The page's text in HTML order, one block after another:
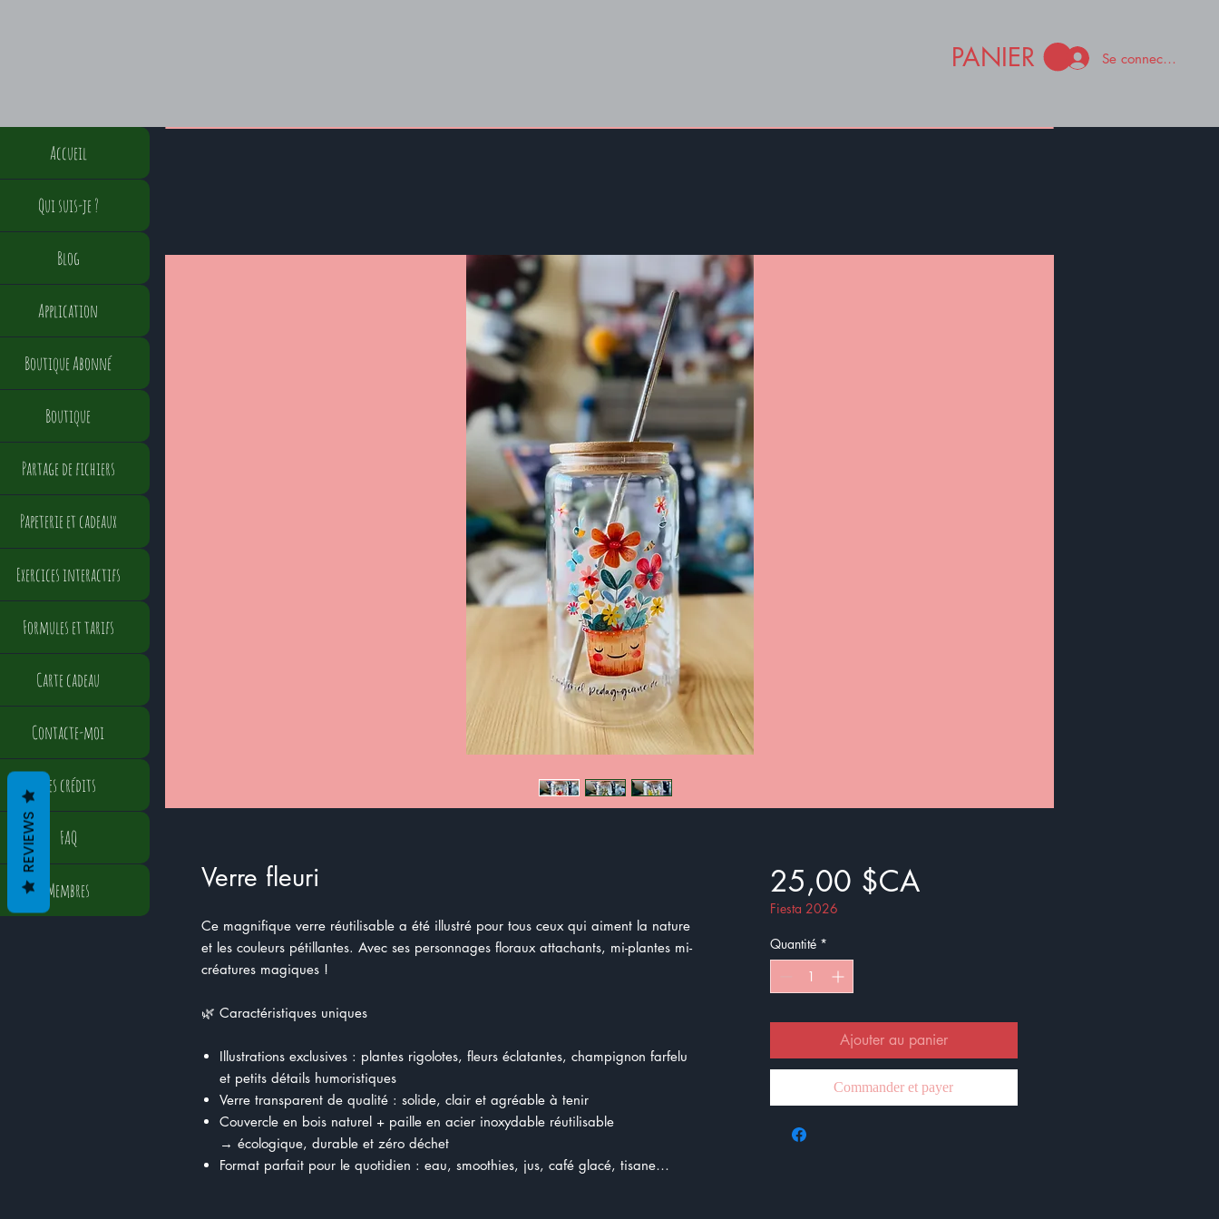
PANIER Se connecter
Verre fleuri
Ce magnifique verre réutilisable a été illustré pour tous ceux qui aiment la nature
et les couleurs pétillantes. Avec ses personnages floraux attachants, mi-plantes mi-
créatures magiques !
🌿 Caractéristiques uniques
Illustrations exclusives : plantes rigolotes, fleurs éclatantes, champignon farfelu
et petits détails humoristiques
Verre transparent de qualité : solide, clair et agréable à tenir
Couvercle en bois naturel + paille en acier inoxydable réutilisable
→ écologique, durable et zéro déchet
Format parfait pour le quotidien : eau, smoothies, jus, café glacé, tisane…
25,00 $CAPrix
Fiesta 2026
Quantité *
Ajouter au panier
Commander et payer
Accueil
Qui suis-je ?
Blog
Application
Boutique Abonné
Boutique
Partage de fichiers
Papeterie et cadeaux
Exercices interactifs
Formules et tarifs
Carte cadeau
Contacte-moi
Mes crédits
FAQ
Membres
REVIEWS